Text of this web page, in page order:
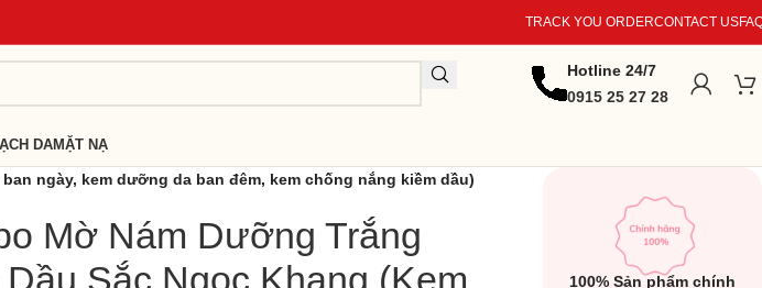
TRACK YOU ORDERCONTACT US
Hotline 24/7
0915 25 27 28
DAMẶT NẠ
ngày, kem dưỡng da ban đêm, kem chống nắng kiềm dầu)
Mờ Nám Dưỡng Trắng
Sắc Ngọc Khang (Kem
100% Sản phẩm chính